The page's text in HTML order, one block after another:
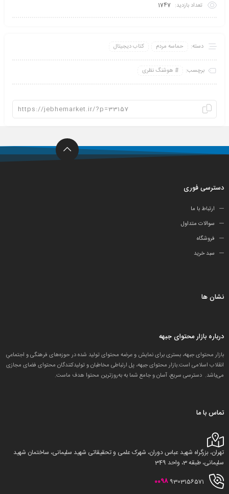
تعداد بازدید: 1747
دسته: حماسه مردم کتاب دیجیتال
برچسب: هوشنگ نظری
دسترسی فوری
ارتباط با ما
سوالات متداول
فروشگاه
سبد خرید
نشان ها
درباره بازار محتوای جبهه
بازار محتوای جبهه، بستری برای نمایش و عرضه محتوای تولید شده در حوزه‌های فرهنگی و اجتماعیِ
انقلاب اسلامی است.بازار محتوای جبهه، پل ارتباطی مخاطبان و تولید‌کنندگان محتوای فضای مجازی
می‌باشد. دسترسی سریع، آسان و جامع شما به به‌روزترین محتوا هدف ماست.
تماس با ما
تهران، بزرگراه شهید عباس دوران، شهرک علمی و تحقیقاتی شهید سلیمانی، ساختمان شهید
سلیمانی، طبقه 3، واحد 349
0098 9303156571